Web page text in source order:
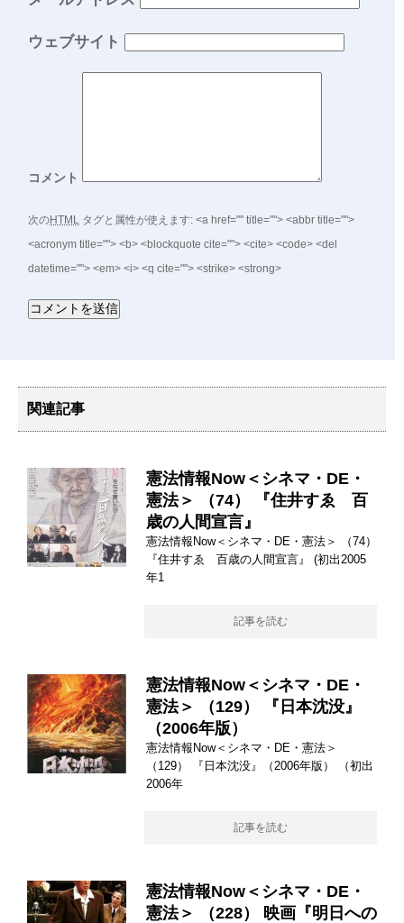
ウェブサイト
コメント
次のHTML タグと属性が使えます: <a href="" title=""> <abbr title="">
<acronym title=""> <b> <blockquote cite=""> <cite> <code> <del
datetime=""> <em> <i> <q cite=""> <strike> <strong>
関連記事
憲法情報Now＜シネマ・DE・
憲法＞ （74） 『住井すゑ 百
歳の人間宣言』
憲法情報Now＜シネマ・DE・憲法＞ （74）
『住井すゑ 百歳の人間宣言』 (初出2005
年1
記事を読む
憲法情報Now＜シネマ・DE・
憲法＞ （129） 『日本沈没』
（2006年版）
憲法情報Now＜シネマ・DE・憲法＞
（129） 『日本沈没』（2006年版） （初出
2006年
記事を読む
憲法情報Now＜シネマ・DE・
憲法＞ （228） 映画『明日への